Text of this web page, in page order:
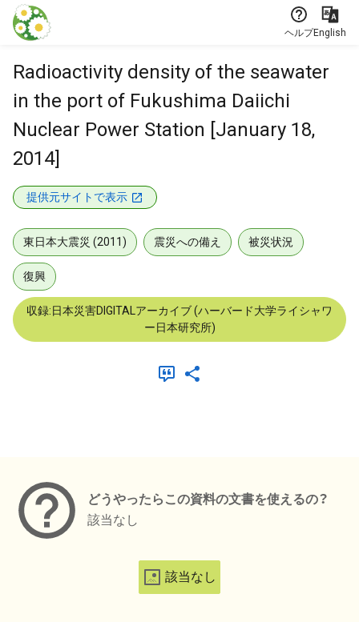
本文に飛ぶ
ヘルプEnglish
Radioactivity density of the seawater
in the port of Fukushima Daiichi
Nuclear Power Station [January 18,
2014]
提供元サイトで表示
東日本大震災 (2011) 震災への備え 被災状況
復興
収録:日本災害DIGITALアーカイブ (ハーバード大学ライシャワ
ー日本研究所)
どうやったらこの資料の文書を使えるの？
該当なし
該当なし